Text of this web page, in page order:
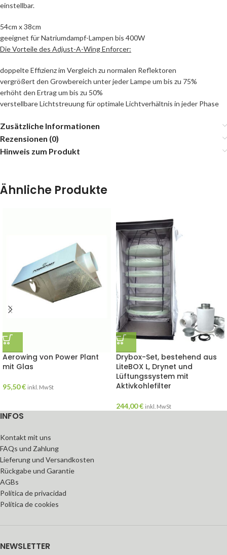
einstellbar.
54cm x 38cm
geeignet für Natriumdampf-Lampen bis 400W
Die Vorteile des Adjust-A-Wing Enforcer:
doppelte Effizienz im Vergleich zu normalen Reflektoren
vergrößert den Growbereich unter jeder Lampe um bis zu 75%
erhöht den Ertrag um bis zu 50%
verstellbare Lichtstreuung für optimale Lichtverhältnis in jeder Phase
Zusätzliche Informationen
Rezensionen (0)
Hinweis zum Produkt
Ähnliche Produkte
Aerowing von Power Plant
mit Glas
95,50€ inkl. MwSt
Drybox-Set, bestehend aus
LiteBOX L, Drynet und
Lüftungssystem mit
Aktivkohlefilter
244,00€ inkl. MwSt
INFOS
Kontakt mit uns
FAQs und Zahlung
Lieferung und Versandkosten
Rückgabe und Garantie
AGBs
Política de privacidad
Política de cookies
NEWSLETTER